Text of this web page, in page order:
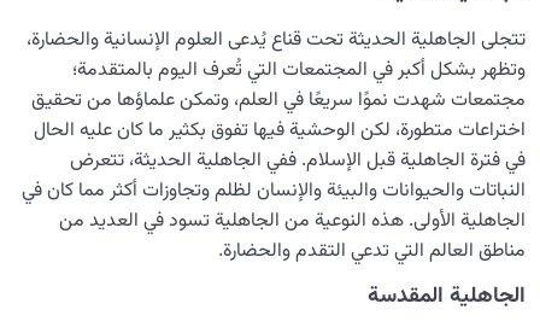
تتجلى الجاهلية الحديثة تحت قناع يُدعى العلوم الإنسانية والحضارة،
وتظهر بشكل أكبر في المجتمعات التي تُعرف اليوم بالمتقدمة؛
مجتمعات شهدت نموًا سريعًا في العلم، وتمكن علماؤها من تحقيق
اختراعات متطورة، لكن الوحشية فيها تفوق بكثير ما كان عليه الحال
في فترة الجاهلية قبل الإسلام. ففي الجاهلية الحديثة، تتعرض
النباتات والحيوانات والبيئة والإنسان لظلم وتجاوزات أكثر مما كان في
الجاهلية الأولى. هذه النوعية من الجاهلية تسود في العديد من
مناطق العالم التي تدعي التقدم والحضارة.
الجاهلية المقدسة